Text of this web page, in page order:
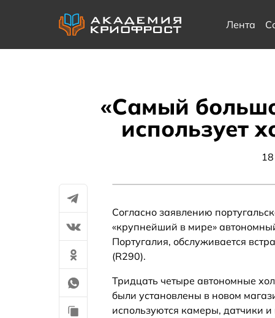
Лента
«Самый
использует
Согласно заявлению
«крупнейший в мире»
Португалия, обслуживается
(R290).
Тридцать четыре автономные
были установлены в новом
используются камеры, датчики